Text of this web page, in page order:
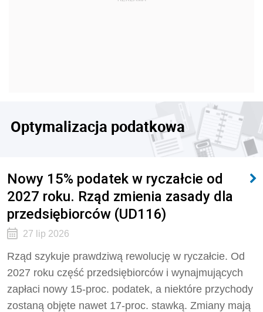
Optymalizacja podatkowa
Nowy 15% podatek w ryczałcie od
2027 roku. Rząd zmienia zasady dla
przedsiębiorców (UD116)
27 lip 2026
Rząd szykuje prawdziwą rewolucję w ryczałcie. Od
2027 roku część przedsiębiorców i wynajmujących
zapłaci nowy 15-proc. podatek, a niektóre przychody
zostaną objęte nawet 17-proc. stawką. Zmiany mają